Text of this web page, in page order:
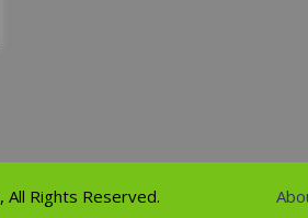
, All Rights Reserved.